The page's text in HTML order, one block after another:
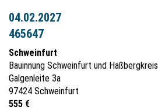
04.02.2027
465647
Schweinfurt
Bauinnung Schweinfurt und Haßbergkreis
Galgenleite 3a
97424 Schweinfurt
555 €